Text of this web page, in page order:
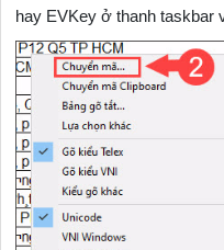
hay EVKey ở thanh taskbar